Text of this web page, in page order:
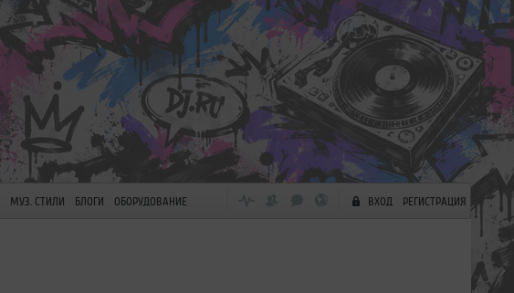
МУЗ. СТИЛИ БЛОГИ ОБОРУДОВАНИЕ ВХОД РЕГИСТРАЦИЯ